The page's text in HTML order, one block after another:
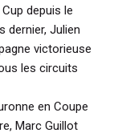
depuis le
dernier, Julien
victorieuse
les circuits
en Coupe
Marc Guillot